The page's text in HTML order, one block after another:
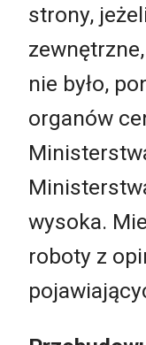
strony,
nie było,
organów
wysoka.
roboty z